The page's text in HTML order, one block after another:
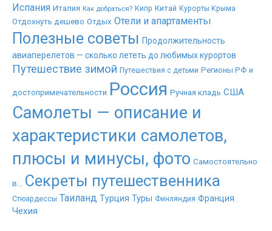
Испания Италия Как добраться? Кипр Китай Курорты Крыма
Отдохнуть дешево Отдых Отели и апартаменты
Полезные советы Продолжительность
авиаперелетов — сколько лететь до любимых курортов
Путешествие зимой Путешествия с детьми Регионы РФ и
достопримечательности Россия Ручная кладь США
Самолеты — описание и
характеристики самолетов,
плюсы и минусы, фото Самостоятельно
в... Секреты путешественника
Стюардессы Таиланд Турция Туры Финляндия Франция
Чехия